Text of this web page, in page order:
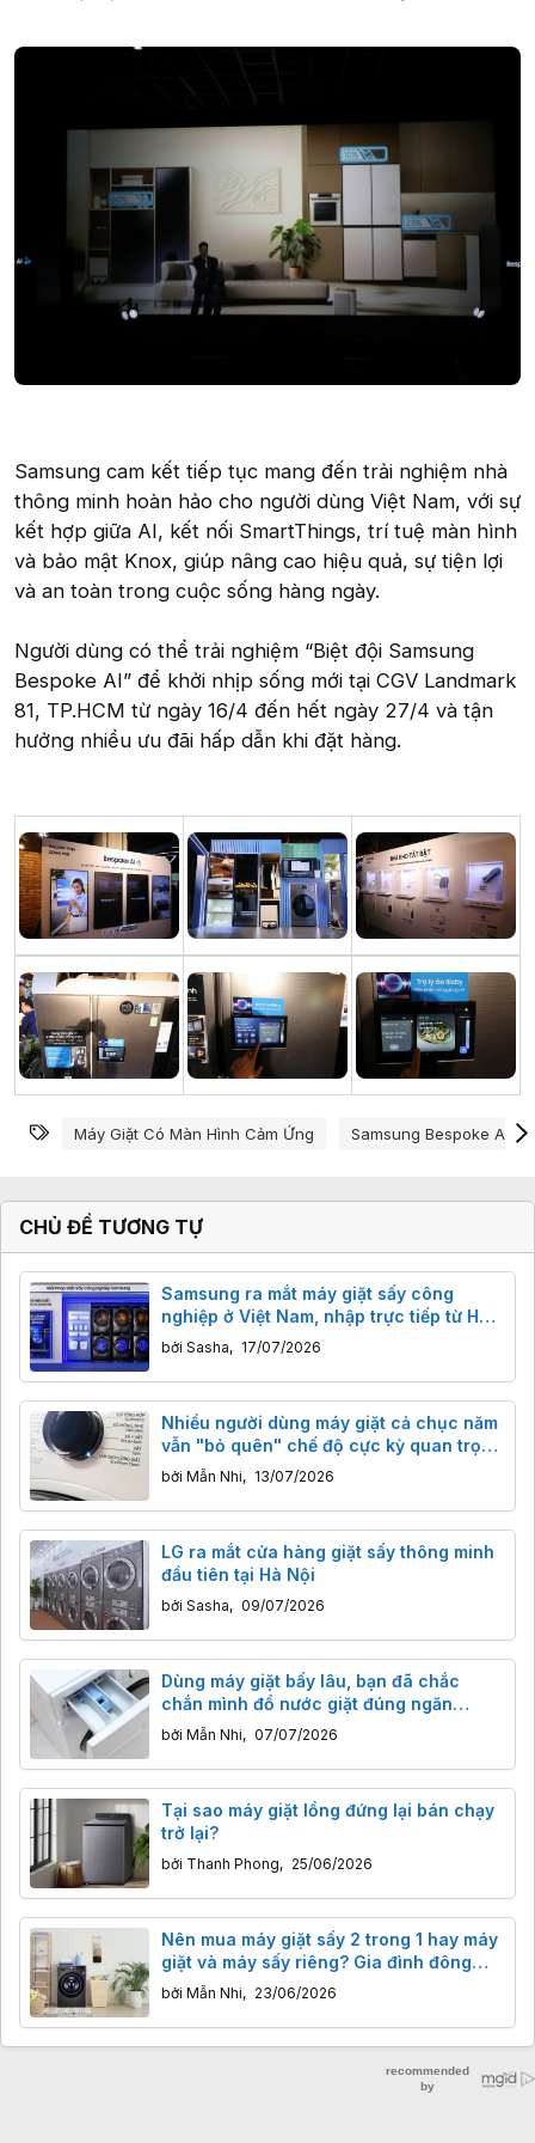
Samsung cam kết tiếp tục mang đến trải nghiệm nhà
thông minh hoàn hảo cho người dùng Việt Nam, với sự
kết hợp giữa AI, kết nối SmartThings, trí tuệ màn hình
và bảo mật Knox, giúp nâng cao hiệu quả, sự tiện lợi
và an toàn trong cuộc sống hàng ngày.
Người dùng có thể trải nghiệm “Biệt đội Samsung
Bespoke AI” để khởi nhịp sống mới tại CGV Landmark
81, TP.HCM từ ngày 16/4 đến hết ngày 27/4 và tận
hưởng nhiều ưu đãi hấp dẫn khi đặt hàng.
Từ khóa
Máy Giặt Có Màn Hình Cảm Ứng Samsung Bespoke Ai
CHỦ ĐỀ TƯƠNG TỰ
Samsung ra mắt máy giặt sấy công
nghiệp ở Việt Nam, nhập trực tiếp từ Hàn
Quốc
bởi Sasha, 17/07/2026
Nhiều người dùng máy giặt cả chục năm
vẫn "bỏ quên" chế độ cực kỳ quan trọng
này
bởi Mẫn Nhi, 13/07/2026
LG ra mắt cửa hàng giặt sấy thông minh
đầu tiên tại Hà Nội
bởi Sasha, 09/07/2026
Dùng máy giặt bấy lâu, bạn đã chắc
chắn mình đổ nước giặt đúng ngăn
chưa?
bởi Mẫn Nhi, 07/07/2026
Tại sao máy giặt lồng đứng lại bán chạy
trở lại?
bởi Thanh Phong, 25/06/2026
Nên mua máy giặt sấy 2 trong 1 hay máy
giặt và máy sấy riêng? Gia đình đông
người coi chừng hụt hẫng
bởi Mẫn Nhi, 23/06/2026